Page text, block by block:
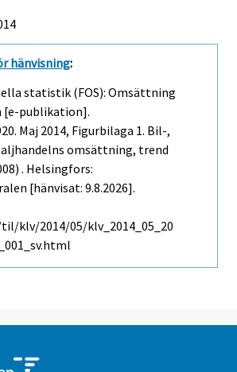
hänvisning:
statistik (FOS): Omsättning
[e-publikation].
Maj 2014, Figurbilaga 1. Bil-,
omsättning, trend
. Helsingfors:
[hänvisat: 9.8.2026].
klv/2014/05/klv_2014_05_20